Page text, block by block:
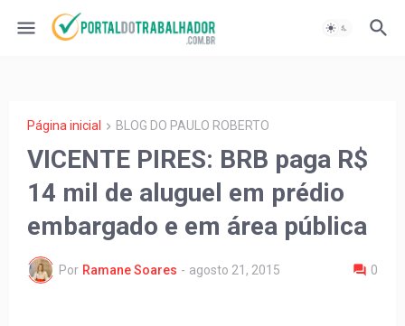
Página inicial BLOG DO PAULO ROBERTO
VICENTE PIRES: BRB paga R$
14 mil de aluguel em prédio
embargado e em área pública
Por Ramane Soares - agosto 21, 2015 0